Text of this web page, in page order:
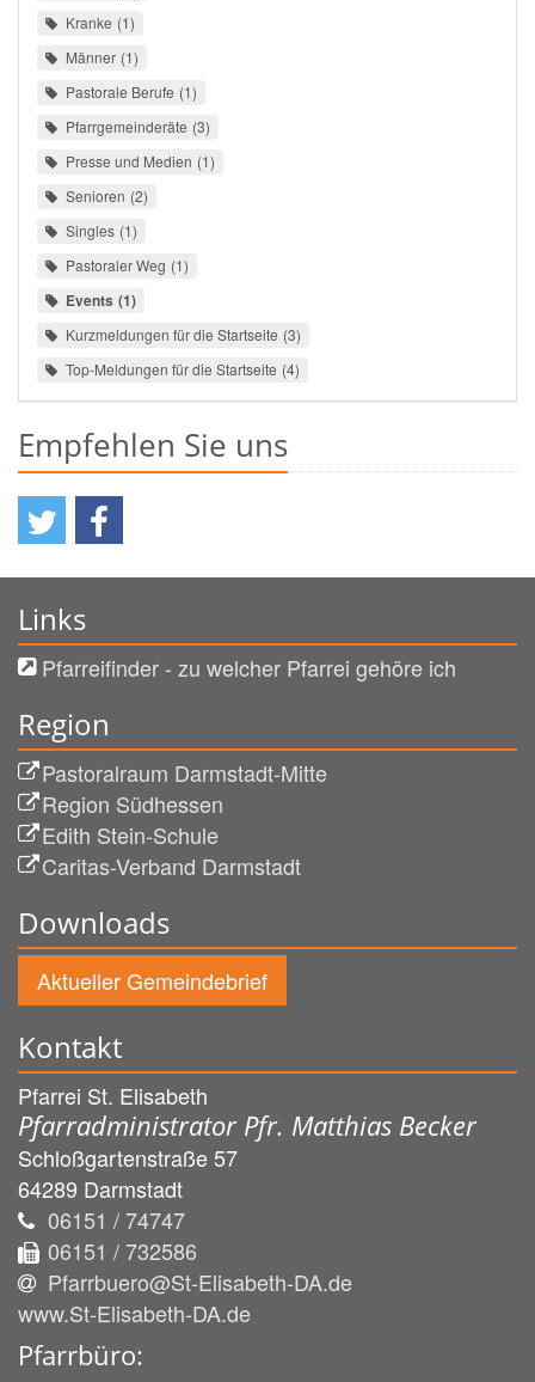
Kranke 1
Männer 1
Pastorale Berufe 1
Pfarrgemeinderäte 3
Presse und Medien 1
Senioren 2
Singles 1
Pastoraler Weg 1
Events 1
Kurzmeldungen für die Startseite 3
Top-Meldungen für die Startseite 4
Empfehlen Sie uns
Links
Pfarreifinder - zu welcher Pfarrei gehöre ich
Region
Pastoralraum Darmstadt-Mitte
Region Südhessen
Edith Stein-Schule
Caritas-Verband Darmstadt
Downloads
Aktueller Gemeindebrief
Kontakt
Pfarrei St. Elisabeth
Pfarradministrator Pfr. Matthias Becker
Schloßgartenstraße 57
64289 Darmstadt
06151 / 74747
06151 / 732586
Pfarrbuero@St-Elisabeth-DA.de
www.St-Elisabeth-DA.de
Pfarrbüro: